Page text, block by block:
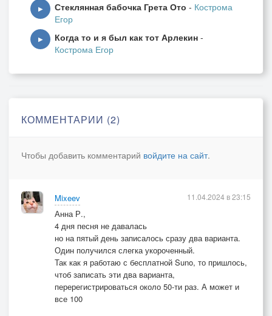
▶ Стеклянная бабочка Грета Ото - Кострома
Егор
▶ Когда то и я был как тот Арлекин -
Кострома Егор
КОММЕНТАРИИ (2)
Чтобы добавить комментарий войдите на сайт.
Mixeev
Анна Р.,
4 дня песня не давалась
но на пятый день записалось сразу два варианта.
Один получился слегка укороченный.
Так как я работаю с бесплатной Suno, то пришлось,
чтоб записать эти два варианта,
перерегистрироваться около 50-ти раз. А может и
все 100
11.04.2024 в 23:15